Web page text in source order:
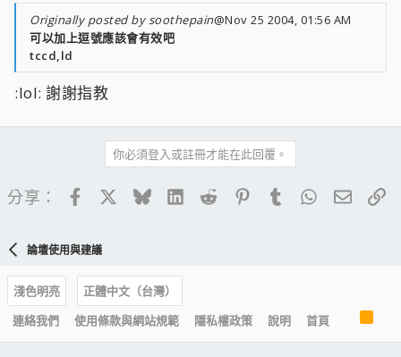
Originally posted by soothepain@Nov 25 2004, 01:56 AM
可以加上逗號應該會有效吧
tccd,ld
:lol: 謝謝指教
你必須登入或註冊才能在此回覆。
分享： FacebookBlueskyLinkedIn
Reddit PinterestTumblrWhatsApp
電子
論壇使用與建議
淺色明亮
正體中文（台灣）
連絡我們
使用條款與網站規範 隱私權政策 說明 首頁
R
S
S